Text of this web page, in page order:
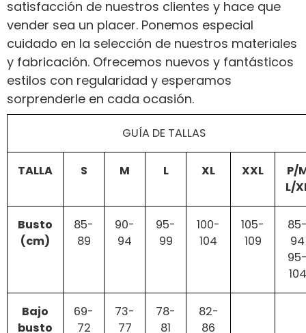
satisfacción de nuestros clientes y hace que
vender sea un placer. Ponemos especial
cuidado en la selección de nuestros materiales
y fabricación. Ofrecemos nuevos y fantásticos
estilos con regularidad y esperamos
sorprenderle en cada ocasión.
GUÍA DE TALLAS
TALLA S M L XL XXL
P/
L/
Busto
(cm)
85-
89
90-
94
95-
99
100-
104
105-
109
94
104
Bajo
busto
69-
72
73-
77
78-
81
82-
86